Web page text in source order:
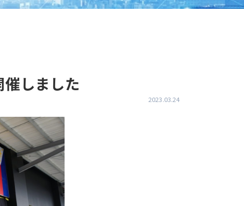
催しました
2023.03.24